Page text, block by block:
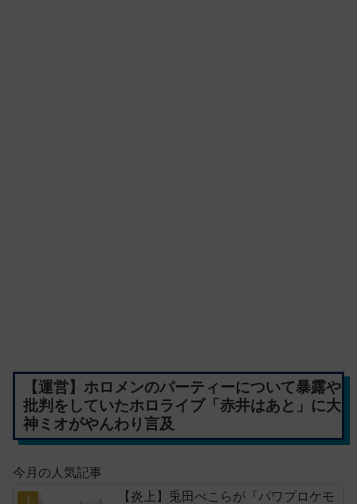
【運営】ホロメンのパーティーについて暴露や
批判をしていたホロライブ「赤井はあと」に大
神ミオがやんわり言及
今月の人気記事
【炎上】兎田ぺこらが『パワプロケモ